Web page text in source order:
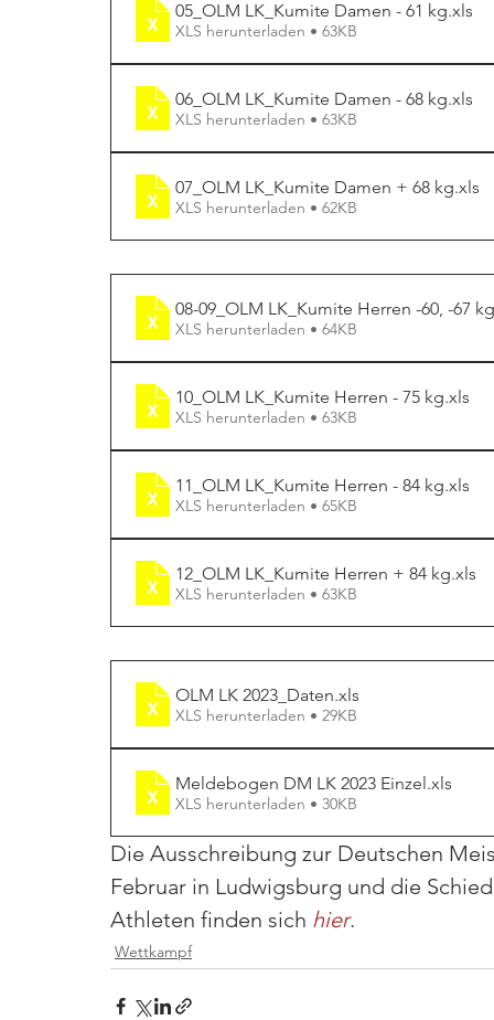
05_OLM LK_Kumite Damen - 61 kg.xls
XLS herunterladen • 63KB
06_OLM LK_Kumite Damen - 68 kg.xls
XLS herunterladen • 63KB
07_OLM LK_Kumite Damen + 68 kg.xls
XLS herunterladen • 62KB
08-09_OLM LK_Kumite Herren -60, -67 kg
XLS herunterladen • 64KB
10_OLM LK_Kumite Herren - 75 kg.xls
XLS herunterladen • 63KB
11_OLM LK_Kumite Herren - 84 kg.xls
XLS herunterladen • 65KB
12_OLM LK_Kumite Herren + 84 kg.xls
XLS herunterladen • 63KB
OLM LK 2023_Daten.xls
XLS herunterladen • 29KB
Meldebogen DM LK 2023 Einzel.xls
XLS herunterladen • 30KB
Die Ausschreibung zur Deutschen
Februar in Ludwigsburg und die
Athleten finden sich hier.
Wettkampf